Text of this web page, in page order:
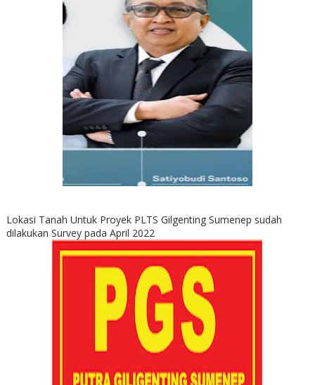
Lokasi Tanah Untuk Proyek PLTS Gilgenting Sumenep sudah
dilakukan Survey pada April 2022